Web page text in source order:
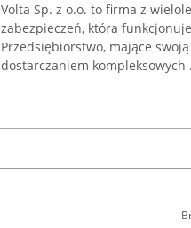
Volta Sp. z o.o. to firma z
zabezpieczeń, która
Przedsiębiorstwo, mające
dostarczaniem kompleksowych